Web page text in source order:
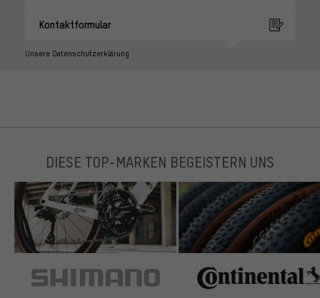
Kontaktformular
Unsere Datenschutzerklärung
DIESE TOP-MARKEN BEGEISTERN UNS